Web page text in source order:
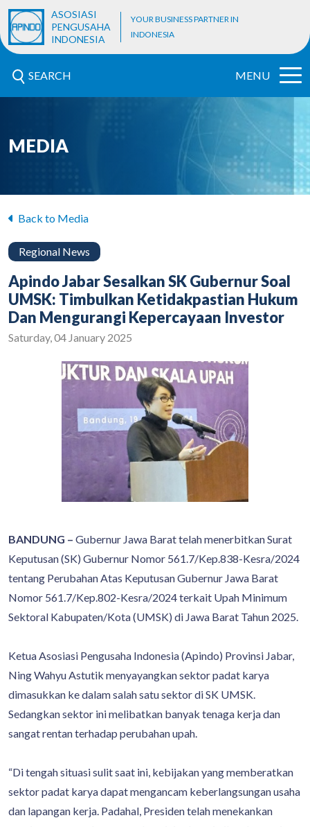
ASOSIASI
PENGUSAHA
INDONESIA
YOUR BUSINESS PARTNER IN
INDONESIA
SEARCH MENU
MEDIA
Back to Media
Regional News
Apindo Jabar Sesalkan SK Gubernur Soal
UMSK: Timbulkan Ketidakpastian Hukum
Dan Mengurangi Kepercayaan Investor
Saturday, 04 January 2025
BANDUNG – Gubernur Jawa Barat telah menerbitkan Surat
Keputusan (SK) Gubernur Nomor 561.7/Kep.838-Kesra/2024
tentang Perubahan Atas Keputusan Gubernur Jawa Barat
Nomor 561.7/Kep.802-Kesra/2024 terkait Upah Minimum
Sektoral Kabupaten/Kota (UMSK) di Jawa Barat Tahun 2025.
Ketua Asosiasi Pengusaha Indonesia (Apindo) Provinsi Jabar,
Ning Wahyu Astutik menyayangkan sektor padat karya
dimasukkan ke dalam salah satu sektor di SK UMSK.
Sedangkan sektor ini melibatkan banyak tenaga kerja dan
sangat rentan terhadap perubahan upah.
“Di tengah situasi sulit saat ini, kebijakan yang memberatkan
sektor padat karya dapat mengancam keberlangsungan usaha
dan lapangan kerja. Padahal, Presiden telah menekankan